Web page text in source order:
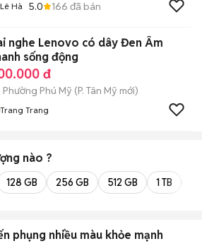
Lê Hà 5.0 166 đã bán
nghe Lenovo có dây Đen Âm
sống động
đ
Phường Phú Mỹ (P. Tân Mỹ mới)
Trang Trang
nào ?
128 GB 256 GB 512 GB 1 TB
phụng nhiều màu khỏe mạnh